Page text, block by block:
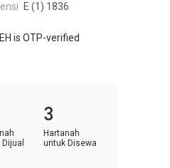
E (1) 1836
is OTP-verified
3
Hartanah
untuk Disewa